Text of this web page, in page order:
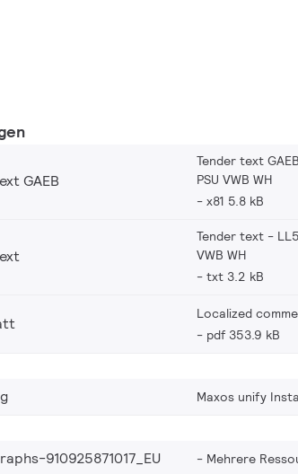
GAEB
Tender text
PSU VWB WH
x81 5.8 kB
Tender text -
VWB WH
txt 3.2 kB
Localized
pdf 353.9 kB
Maxos unify
910925871017_EU Mehrere